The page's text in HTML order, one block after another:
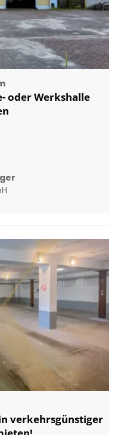
oder Werkshalle
verkehrsgünstiger